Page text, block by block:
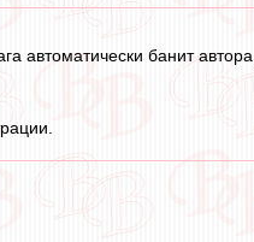
автоматически банит